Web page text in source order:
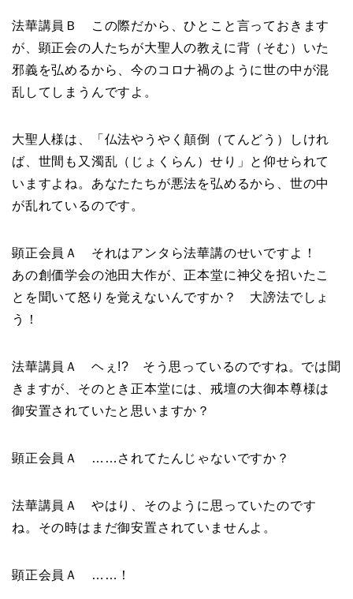
法華講員Ｂ この際だから、ひとこと言っておきます
が、顕正会の人たちが大聖人の教えに背（そむ）いた
邪義を弘めるから、今のコロナ禍のように世の中が混
乱してしまうんですよ。
大聖人様は、「仏法やうやく顛倒（てんどう）しけれ
ば、世間も又濁乱（じょくらん）せり」と仰せられて
いますよね。あなたたちが悪法を弘めるから、世の中
が乱れているのです。
顕正会員Ａ それはアンタら法華講のせいですよ！
あの創価学会の池田大作が、正本堂に神父を招いたこ
とを聞いて怒りを覚えないんですか？ 大謗法でしょ
う！
法華講員Ａ ヘぇ!? そう思っているのですね。では聞
きますが、そのとき正本堂には、戒壇の大御本尊様は
御安置されていたと思いますか？
顕正会員Ａ ……されてたんじゃないですか？
法華講員Ａ やはり、そのように思っていたのです
ね。その時はまだ御安置されていませんよ。
顕正会員Ａ ……！